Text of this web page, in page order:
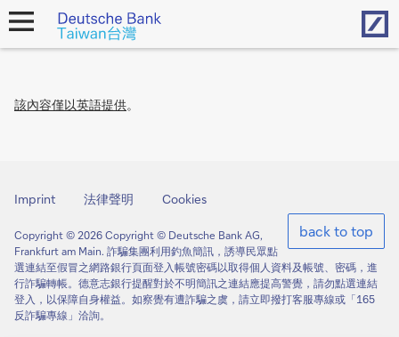
open
該內容僅以英語提供。
Imprint 法律聲明 Cookies
back to top
Copyright © 2026 Copyright © Deutsche Bank AG,
Frankfurt am Main. 詐騙集團利用釣魚簡訊，誘導民眾點
選連結至假冒之網路銀行頁面登入帳號密碼以取得個人資料及帳號、密碼，進
行詐騙轉帳。德意志銀行提醒對於不明簡訊之連結應提高警覺，請勿點選連結
登入，以保障自身權益。如察覺有遭詐騙之虞，請立即撥打客服專線或「165
反詐騙專線」洽詢。